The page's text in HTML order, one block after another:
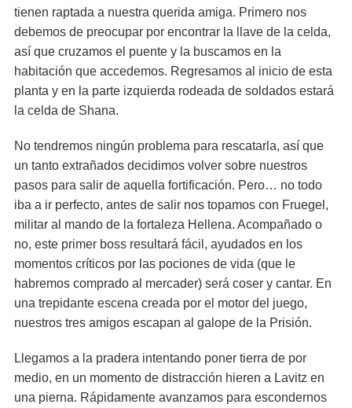
tienen raptada a nuestra querida amiga. Primero nos
debemos de preocupar por encontrar la llave de la celda,
así que cruzamos el puente y la buscamos en la
habitación que accedemos. Regresamos al inicio de esta
planta y en la parte izquierda rodeada de soldados estará
la celda de Shana.
No tendremos ningún problema para rescatarla, así que
un tanto extrañados decidimos volver sobre nuestros
pasos para salir de aquella fortificación. Pero… no todo
iba a ir perfecto, antes de salir nos topamos con Fruegel,
militar al mando de la fortaleza Hellena. Acompañado o
no, este primer boss resultará fácil, ayudados en los
momentos críticos por las pociones de vida (que le
habremos comprado al mercader) será coser y cantar. En
una trepidante escena creada por el motor del juego,
nuestros tres amigos escapan al galope de la Prisión.
Llegamos a la pradera intentando poner tierra de por
medio, en un momento de distracción hieren a Lavitz en
una pierna. Rápidamente avanzamos para escondernos